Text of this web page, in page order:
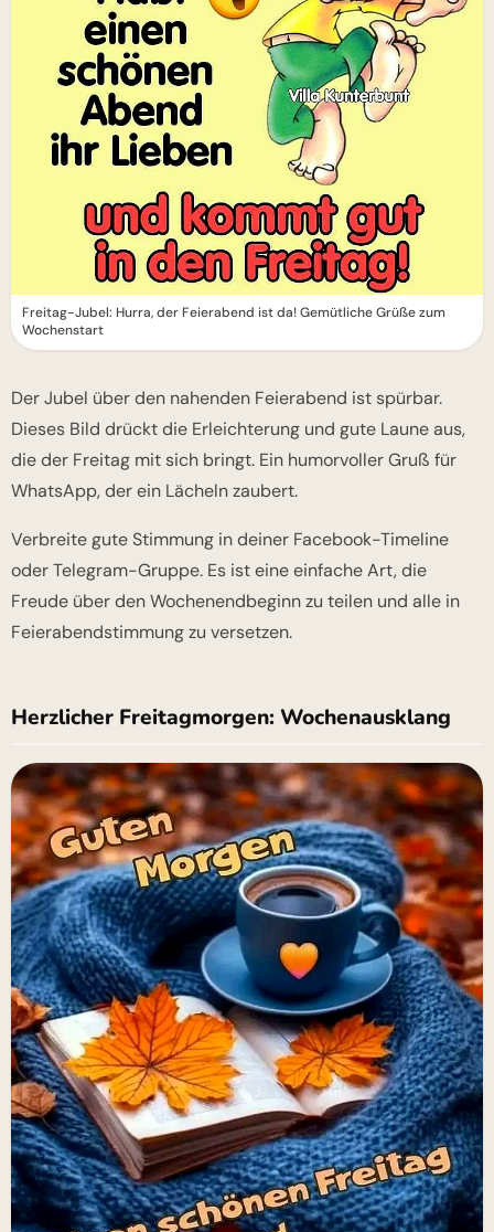
Freitag-Jubel: Hurra, der Feierabend ist da! Gemütliche Grüße zum
Wochenstart
Der Jubel über den nahenden Feierabend ist spürbar.
Dieses Bild drückt die Erleichterung und gute Laune aus,
die der Freitag mit sich bringt. Ein humorvoller Gruß für
WhatsApp, der ein Lächeln zaubert.
Verbreite gute Stimmung in deiner Facebook-Timeline
oder Telegram-Gruppe. Es ist eine einfache Art, die
Freude über den Wochenendbeginn zu teilen und alle in
Feierabendstimmung zu versetzen.
Herzlicher Freitagmorgen: Wochenausklang